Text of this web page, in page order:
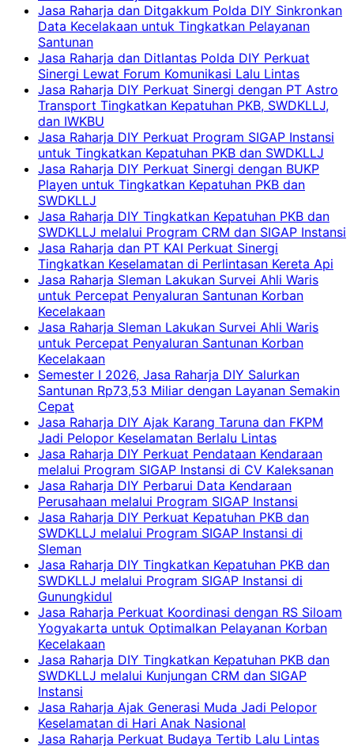
Jasa Raharja dan Ditgakkum Polda DIY Sinkronkan
Data Kecelakaan untuk Tingkatkan Pelayanan
Santunan
Jasa Raharja dan Ditlantas Polda DIY Perkuat
Sinergi Lewat Forum Komunikasi Lalu Lintas
Jasa Raharja DIY Perkuat Sinergi dengan PT Astro
Transport Tingkatkan Kepatuhan PKB, SWDKLLJ,
dan IWKBU
Jasa Raharja DIY Perkuat Program SIGAP Instansi
untuk Tingkatkan Kepatuhan PKB dan SWDKLLJ
Jasa Raharja DIY Perkuat Sinergi dengan BUKP
Playen untuk Tingkatkan Kepatuhan PKB dan
SWDKLLJ
Jasa Raharja DIY Tingkatkan Kepatuhan PKB dan
SWDKLLJ melalui Program CRM dan SIGAP Instansi
Jasa Raharja dan PT KAI Perkuat Sinergi
Tingkatkan Keselamatan di Perlintasan Kereta Api
Jasa Raharja Sleman Lakukan Survei Ahli Waris
untuk Percepat Penyaluran Santunan Korban
Kecelakaan
Jasa Raharja Sleman Lakukan Survei Ahli Waris
untuk Percepat Penyaluran Santunan Korban
Kecelakaan
Semester I 2026, Jasa Raharja DIY Salurkan
Santunan Rp73,53 Miliar dengan Layanan Semakin
Cepat
Jasa Raharja DIY Ajak Karang Taruna dan FKPM
Jadi Pelopor Keselamatan Berlalu Lintas
Jasa Raharja DIY Perkuat Pendataan Kendaraan
melalui Program SIGAP Instansi di CV Kaleksanan
Jasa Raharja DIY Perbarui Data Kendaraan
Perusahaan melalui Program SIGAP Instansi
Jasa Raharja DIY Perkuat Kepatuhan PKB dan
SWDKLLJ melalui Program SIGAP Instansi di
Sleman
Jasa Raharja DIY Tingkatkan Kepatuhan PKB dan
SWDKLLJ melalui Program SIGAP Instansi di
Gunungkidul
Jasa Raharja Perkuat Koordinasi dengan RS Siloam
Yogyakarta untuk Optimalkan Pelayanan Korban
Kecelakaan
Jasa Raharja DIY Tingkatkan Kepatuhan PKB dan
SWDKLLJ melalui Kunjungan CRM dan SIGAP
Instansi
Jasa Raharja Ajak Generasi Muda Jadi Pelopor
Keselamatan di Hari Anak Nasional
Jasa Raharja Perkuat Budaya Tertib Lalu Lintas